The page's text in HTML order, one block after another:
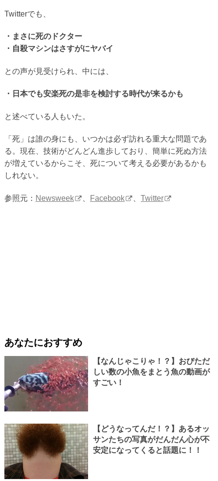
Twitterでも、
・まさに死のドクター
・自殺マシンはさすがにヤバイ
との声が見受けられ、中には、
・日本でも安楽死の是非を検討する時代が来るかも
と述べている人もいた。
「死」は誰の身にも、いつかは必ず訪れる重大な問題であ
る。現在、技術がどんどん進歩しており、簡単に死ぬ方法
が増えているからこそ、死について考える必要があるかも
しれない。
参照元： Newsweek Facebook 、Twitter
あなたにおすすめ
【なんじゃこりゃ！？】おびただ
しい数の小魚をまとう魚の動画が
すごい！
【どうなってんだ！？】あるオッ
サンたちの写真がだんだん心が不
安定になってくると話題に！！